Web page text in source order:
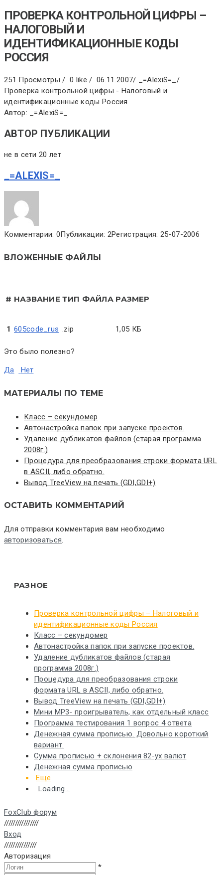
ПРОВЕРКА КОНТРОЛЬНОЙ ЦИФРЫ –
НАЛОГОВЫЙ И
ИДЕНТИФИКАЦИОННЫЕ КОДЫ
РОССИЯ
251 Просмотры / 0 like / 06.11.2007/ _=AlexiS=_ /
Проверка контрольной цифры - Налоговый и
идентификационные коды Россия
Автор: _=AlexiS=_
АВТОР ПУБЛИКАЦИИ
не в сети 20 лет
_=ALEXIS=_
Комментарии: 0Публикации: 2Регистрация: 25-07-2006
ВЛОЖЕННЫЕ ФАЙЛЫ
# НАЗВАНИЕ ТИП ФАЙЛА РАЗМЕР
1 605code_rus .zip 1,05 КБ
Это было полезно?
Да Нет
МАТЕРИАЛЫ ПО ТЕМЕ
Класс – секундомер
Автонастройка папок при запуске проектов.
Удаление дубликатов файлов (старая программа
2008г.)
Процедура для преобразования строки формата URL
в ASCII, либо обратно.
Вывод TreeView на печать (GDI,GDI+)
ОСТАВИТЬ КОММЕНТАРИЙ
Для отправки комментария вам необходимо
авторизоваться.
РАЗНОЕ
Проверка контрольной цифры – Налоговый и
идентификационные коды Россия
Класс – секундомер
Автонастройка папок при запуске проектов.
Удаление дубликатов файлов (старая
программа 2008г.)
Процедура для преобразования строки
формата URL в ASCII, либо обратно.
Вывод TreeView на печать (GDI,GDI+)
Мини MP3- проигрыватель, как отдельный класс
Программа тестирования 1 вопрос 4 ответа
Денежная сумма прописью. Довольно короткий
вариант.
Сумма прописью + склонения 82-ух валют
Денежная сумма прописью
Еще
Loading...
FoxClub форум
////////////////
Вход
///////////////
Авторизация
*